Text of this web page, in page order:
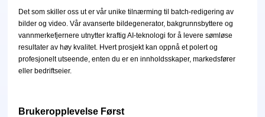
AI Klippskaper
Fjern Bakgrunn fra Video
Fjern Vannmerke fra Video Ubegrenset
Det som skiller oss ut er vår unike tilnærming til batch-redigering av
bilder og video. Vår avanserte bildegenerator, bakgrunnsbyttere og
vannmerkefjernere utnytter kraftig AI-teknologi for å levere sømløse
resultater av høy kvalitet. Hvert prosjekt kan oppnå et polert og
profesjonelt utseende, enten du er en innholdsskaper, markedsfører
eller bedriftseier.
Brukeropplevelse Først